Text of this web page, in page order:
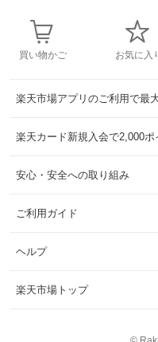
買い物かご お気に入
楽天市場アプリのご利用で最
楽天カード新規入会で2,000ポ
安心・安全への取り組み
ご利用ガイド
ヘルプ
楽天市場トップ